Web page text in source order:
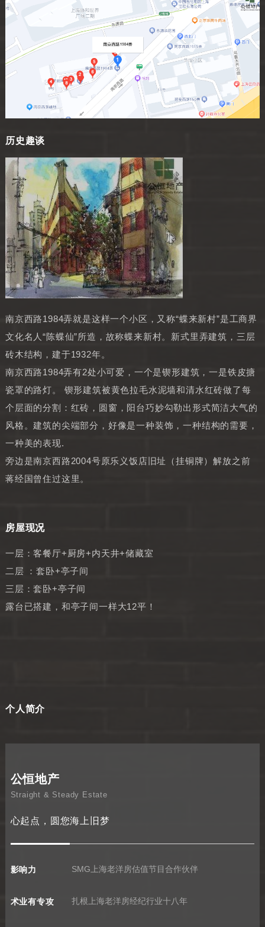
历史趣谈
南京西路1984弄就是这样一个小区，又称“蝶来新村”是工商界
文化名人“陈蝶仙”所造，故称蝶来新村。新式里弄建筑，三层
砖木结构，建于1932年。
南京西路1984弄有2处小可爱，一个是锲形建筑，一是铁皮搪
瓷罩的路灯。 锲形建筑被黄色拉毛水泥墙和清水红砖做了每
个层面的分割：红砖，圆窗，阳台巧妙勾勒出形式简洁大气的
风格。建筑的尖端部分，好像是一种装饰，一种结构的需要，
一种美的表现.
旁边是南京西路2004号原乐义饭店旧址（挂铜牌）解放之前
蒋经国曾住过这里。
房屋现况
一层：客餐厅+厨房+内天井+储藏室
二层 ：套卧+亭子间
三层：套卧+亭子间
露台已搭建，和亭子间一样大12平！
个人简介
公恒地产
Straight & Steady Estate
心起点，圆您海上旧梦
影响力 SMG上海老洋房估值节目合作伙伴
术业有专攻 扎根上海老洋房经纪行业十八年